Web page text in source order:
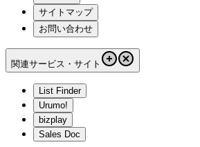
ITトレンドからのお知らせ
よく検索されるキーワード
BtoB製品・サービスを知る
カテゴリー記事を読む
用語集
ITトレンドについて